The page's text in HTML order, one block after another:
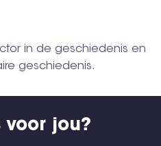
in de geschiedenis en
geschiedenis.
voor jou?